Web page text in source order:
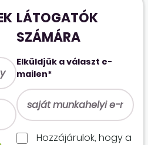
LÁTOGATÓK
SZÁMÁRA
Elküldjük a választ e-
mailen*
Hozzájárulok, hogy a